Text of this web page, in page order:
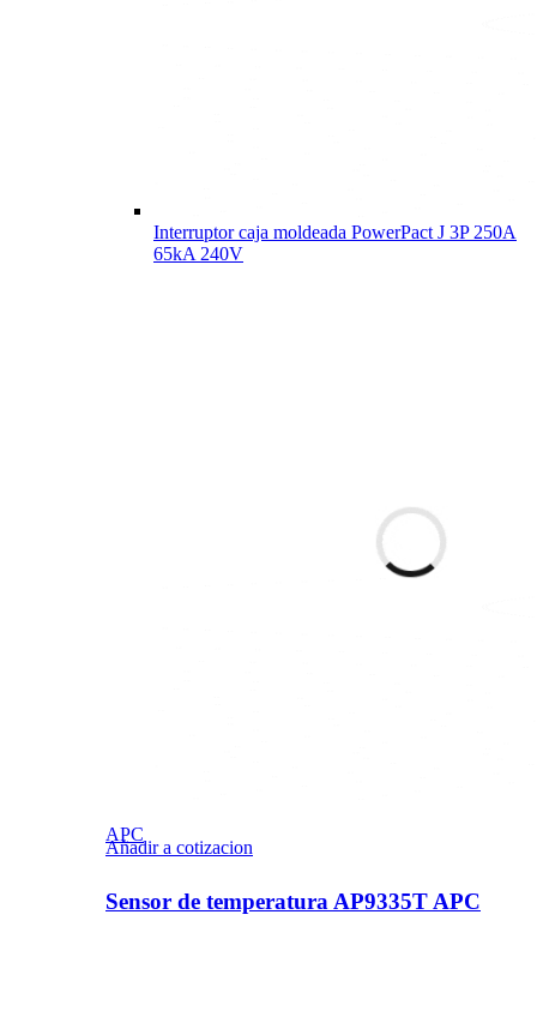
Interruptor caja moldeada PowerPact J 3P 250A
65kA 240V
APC
Añadir a cotizacion
Sensor de temperatura AP9335T APC